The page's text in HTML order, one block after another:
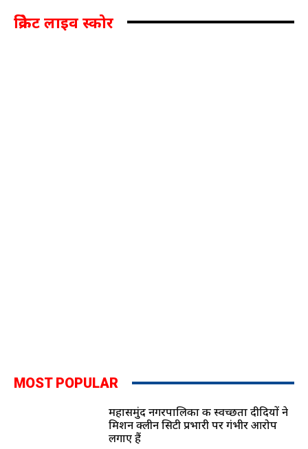
क्रिकेट लाइव स्कोर
MOST POPULAR
महासमुंद नगरपालिका की स्वच्छता दीदियों ने
मिशन क्लीन सिटी प्रभारी पर गंभीर आरोप
लगाए हैं